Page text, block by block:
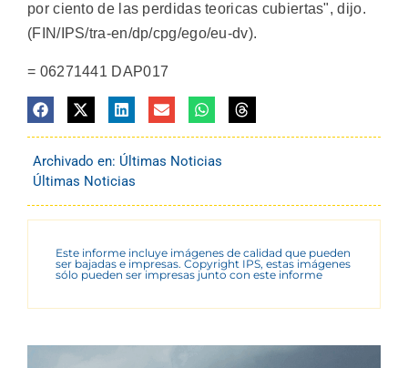
por ciento de las perdidas teoricas cubiertas", dijo.
(FIN/IPS/tra-en/dp/cpg/ego/eu-dv).
= 06271441 DAP017
Archivado en: Últimas Noticias
Últimas Noticias
Este informe incluye imágenes de calidad que pueden
ser bajadas e impresas. Copyright IPS, estas imágenes
sólo pueden ser impresas junto con este informe